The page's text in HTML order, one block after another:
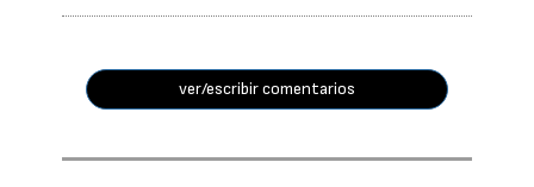
ver/escribir comentarios